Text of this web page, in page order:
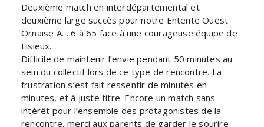
Deuxième match en interdépartemental et
deuxième large succès pour notre Entente Ouest
Ornaise A… 6 à 65 face à une courageuse équipe de
Lisieux.
Difficile de maintenir l’envie pendant 50 minutes au
sein du collectif lors de ce type de rencontre. La
frustration s’est fait ressentir de minutes en
minutes, et à juste titre. Encore un match sans
intérêt pour l’ensemble des protagonistes de la
rencontre, merci aux parents de garder le sourire